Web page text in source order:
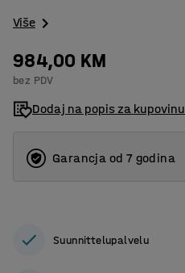
Više
984,00 KM
bez PDV
Dodaj na popis za kupovinu
Garancja od 7 godina
Suunnittelupalvelu